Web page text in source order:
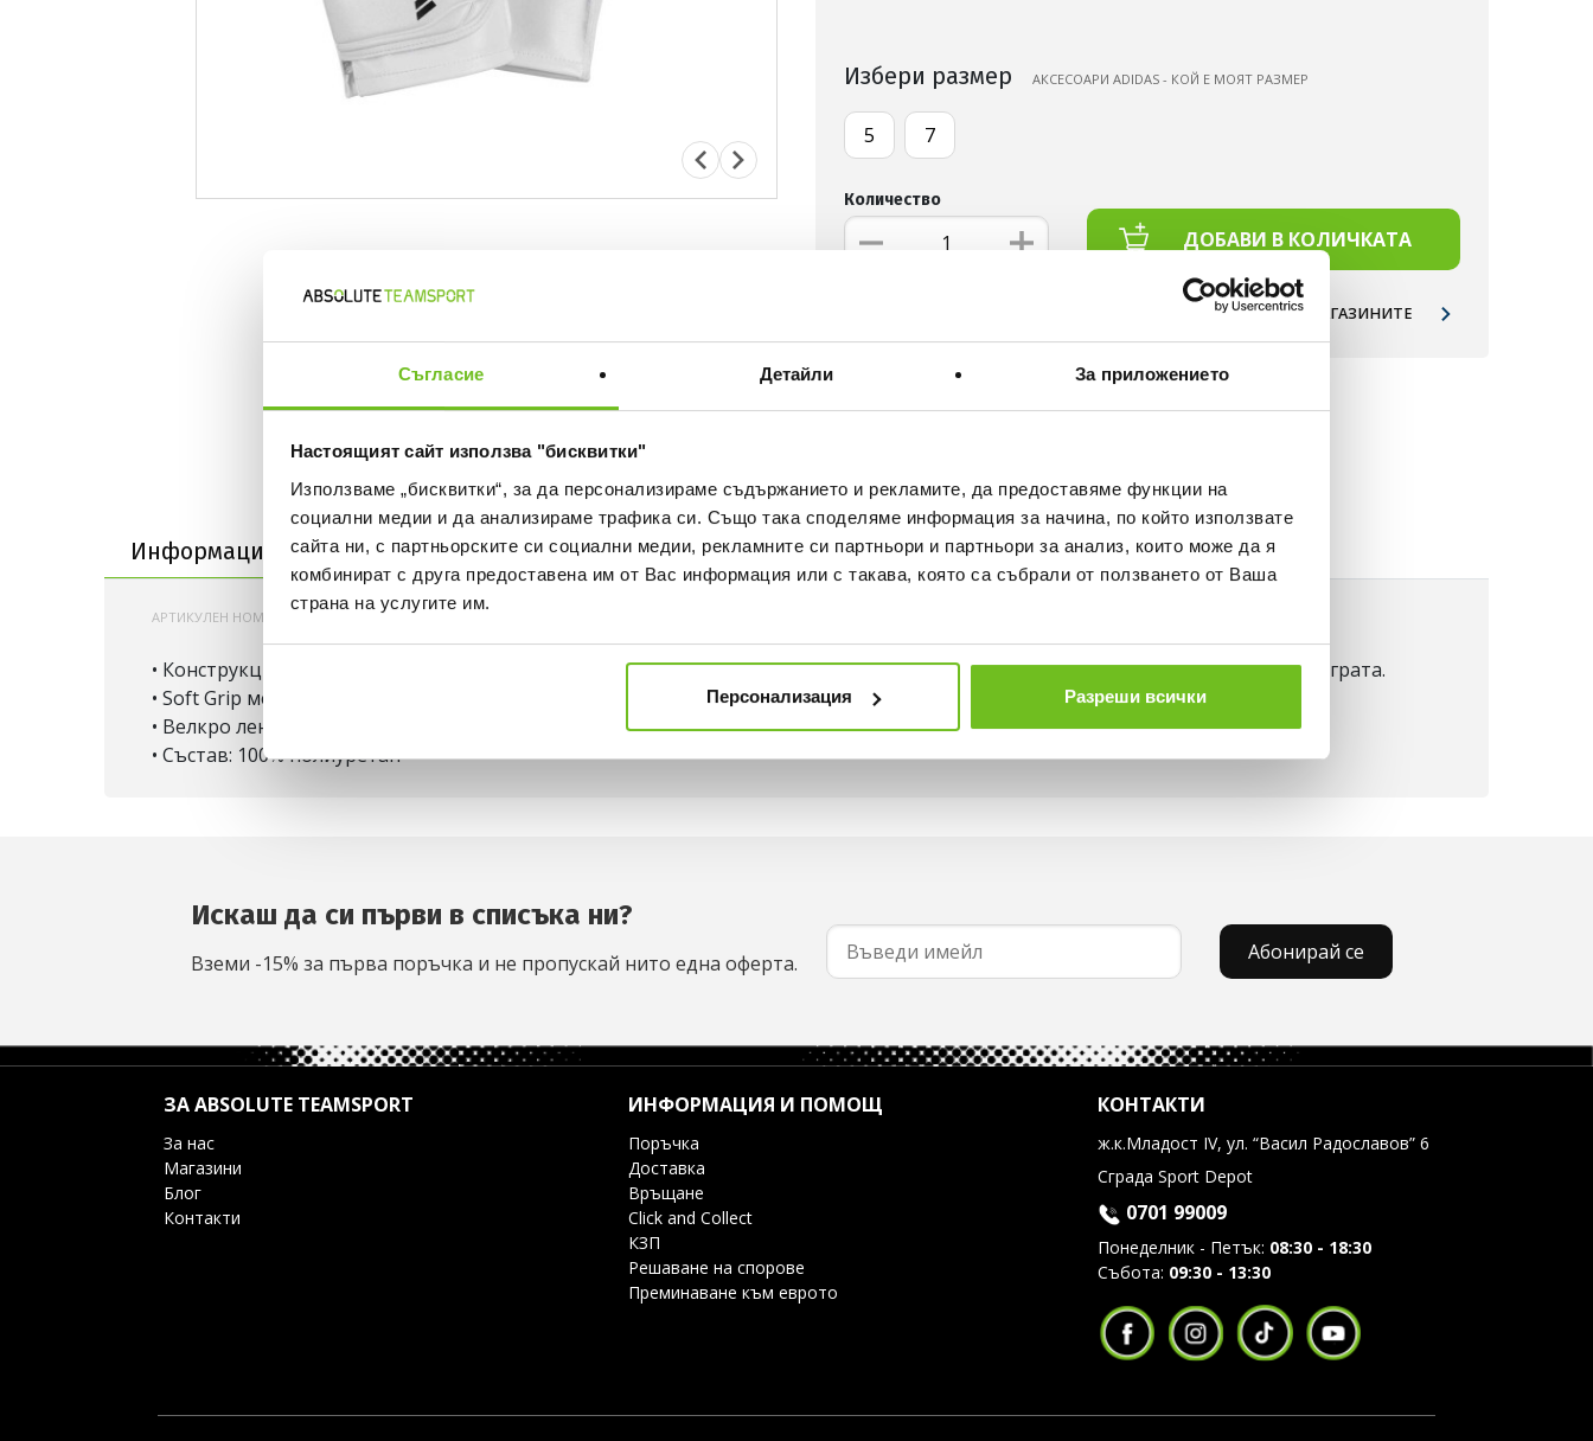
Съгласие Детайли За приложението
Настоящият сайт използва "бисквитки"
Използваме „бисквитки“, за да персонализираме съдържанието и рекламите, да предоставяме функции на
социални медии и да анализираме трафика си. Също така споделяме информация за начина, по който използвате
сайта ни, с партньорските си социални медии, рекламните си партньори и партньори за анализ, които може да я
комбинират с друга предоставена им от Вас информация или с такава, която са събрали от ползването от Ваша
страна на услугите им.
Персонализация Разреши всички
Избери размер АКСЕСОАРИ ADIDAS - КОЙ Е МОЯТ РАЗМЕР
5 7
Количество
ДОБАВИ В КОЛИЧКАТА
НАЛИЧНОСТ ПО МАГАЗИНИТЕ
Информация за продукта
Информация за продукта
Доставка Наличност в магазините
АРТИКУЛЕН НОМЕР: 200000925665 KA7808
• Конструкция на пръстите, която ви осигурява пространство и комфорт, така че да можете да останете фокусирани върху играта.
• Soft Grip мека пяна на дланите, която омекотява силните удари и осигурява добро захващане
• Велкро лента на китката
• Състав: 100% полиуретан
Искаш да си първи в списъка ни?
Вземи -15% за първа поръчка и не пропускай нито една оферта. Абонирай се
ЗА ABSOLUTE TEAMSPORT
За нас
Магазини
Блог
Контакти
ИНФОРМАЦИЯ И ПОМОЩ
Поръчка
Доставка
Връщане
Click and Collect
КЗП
Решаване на спорове
Преминаване към еврото
КОНТАКТИ
ж.к.Младост IV, ул. “Васил Радославов” 6
Сграда Sport Depot
0701 99009
Понеделник - Петък: 08:30 - 18:30
Събота: 09:30 - 13:30